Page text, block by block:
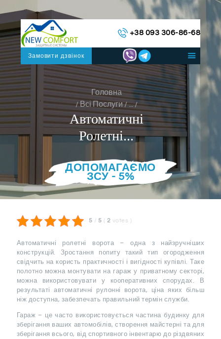
+38 093 306-86-68
Замовити дзвінок
Головна
Всі Послуги
...
Автоматичні
Ролетні...
ДОПОМАГАЄМО
ЗСУ - 5%
ГОЛОВНА
КАТАЛОГ СИСТЕМ
ПРО НАС
КОНТАКТИ
УКРАЇНСЬКА
5 / 5 ( 2 votes )
Автоматичні ролетні ворота – одна з найзручніших
конструкцій. Зростання попиту такий тип огородження
свідчить на користь практичності і вигідності купівлі. Таке
полотно можна монтувати на гараж у приватному секторі,
можна використовувати у кооперативних спорудах. В
результаті автоматичні рулонні ворота, ціна яких більш
ніж доступна, забезпечать правильний термін служби.
Гараж – це часто використовується частина будинку для
зберігання ваших автомобілів, створення майстерні та для
зберігання всього, від спортивного інвентарю до різдвяних